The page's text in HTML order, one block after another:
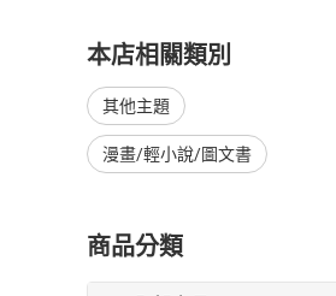
本店相關類別
其他主題
漫畫/輕小說/圖文書
商品分類